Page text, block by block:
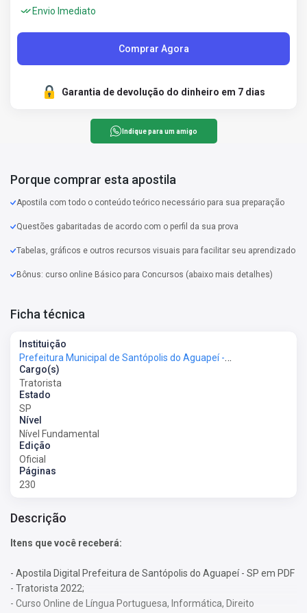
Envio Imediato
Comprar Agora
Garantia de devolução do dinheiro em 7 dias
Indique para um amigo
Porque comprar esta apostila
Apostila com todo o conteúdo teórico necessário para sua preparação
Questões gabaritadas de acordo com o perfil da sua prova
Tabelas, gráficos e outros recursos visuais para facilitar seu aprendizado
Bônus: curso online Básico para Concursos (abaixo mais detalhes)
Ficha técnica
Instituição
Prefeitura Municipal de Santópolis do Aguapeí - SP - Prefeitura de Santópolis do Aguapeí - SP
Cargo(s)
Tratorista
Estado
SP
Nível
Nível Fundamental
Edição
Oficial
Páginas
230
Descrição
Itens que você receberá:
- Apostila Digital Prefeitura de Santópolis do Aguapeí - SP em PDF
- Tratorista 2022;
- Curso Online de Língua Portuguesa, Informática, Direito